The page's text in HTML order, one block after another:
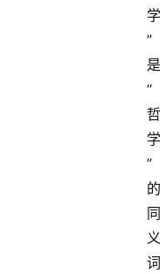
学
”
是
“
哲
学
”
的
同
义
词